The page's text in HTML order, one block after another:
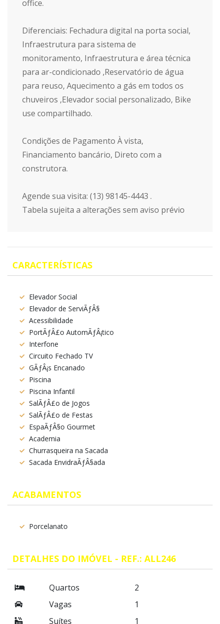
office.
Diferenciais: Fechadura digital na porta social,
Infraestrutura para sistema de
monitoramento, Infraestrutura e área técnica
para ar-condicionado ,Reservatório de água
para reuso, Aquecimento a gás em todos os
chuveiros ,Elevador social personalizado, Bike
use compartilhado.
Condições de Pagamento À vista,
Financiamento bancário, Direto com a
construtora.
Agende sua visita: (13) 98145-4443 .
Tabela sujeita a alterações sem aviso prévio
CARACTERÍSTICAS
Elevador Social
Elevador de ServiÃƒÂ§
Acessibilidade
PortÃƒÂ£o AutomÃƒÂ¡tico
Interfone
Circuito Fechado TV
GÃƒÂ¡s Encanado
Piscina
Piscina Infantil
SalÃƒÂ£o de Jogos
SalÃƒÂ£o de Festas
EspaÃƒÂ§o Gourmet
Academia
Churrasqueira na Sacada
Sacada EnvidraÃƒÂ§ada
ACABAMENTOS
Porcelanato
DETALHES DO IMÓVEL - REF.: ALL246
Quartos
2
Vagas
1
Suítes
1